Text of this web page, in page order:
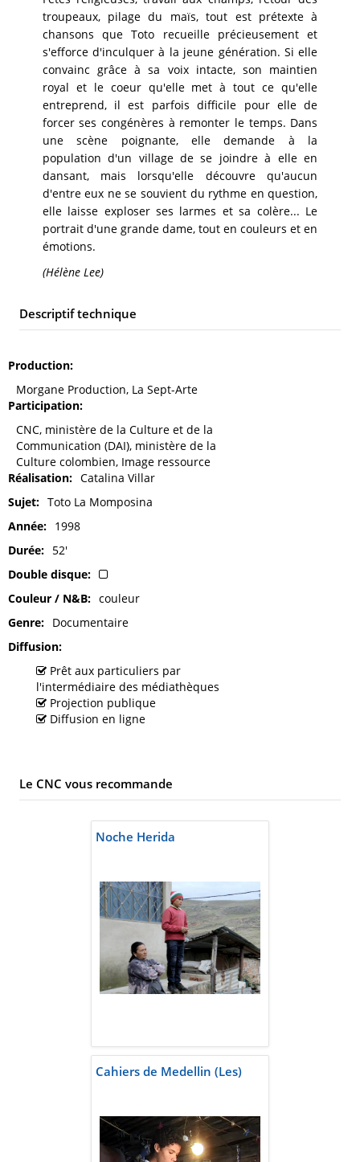
troupeaux, pilage du maïs, tout est prétexte à
chansons que Toto recueille précieusement et
s'efforce d'inculquer à la jeune génération. Si elle
convainc grâce à sa voix intacte, son maintien
royal et le coeur qu'elle met à tout ce qu'elle
entreprend, il est parfois difficile pour elle de
forcer ses congénères à remonter le temps. Dans
une scène poignante, elle demande à la
population d'un village de se joindre à elle en
dansant, mais lorsqu'elle découvre qu'aucun
d'entre eux ne se souvient du rythme en question,
elle laisse exploser ses larmes et sa colère... Le
portrait d'une grande dame, tout en couleurs et en
émotions.
(Hélène Lee)
Descriptif technique
Production
Morgane Production, La Sept-Arte
Participation
CNC, ministère de la Culture et de la
Communication (DAI), ministère de la
Culture colombien, Image ressource
Réalisation
Catalina Villar
Sujet
Toto La Momposina
Année
1998
Durée
52'
Double disque
Couleur / N&B
couleur
Genre
Documentaire
Diffusion
Prêt aux particuliers par
l'intermédiaire des médiathèques
Projection publique
Diffusion en ligne
Le CNC vous recommande
Noche Herida
Cahiers de Medellin (Les)